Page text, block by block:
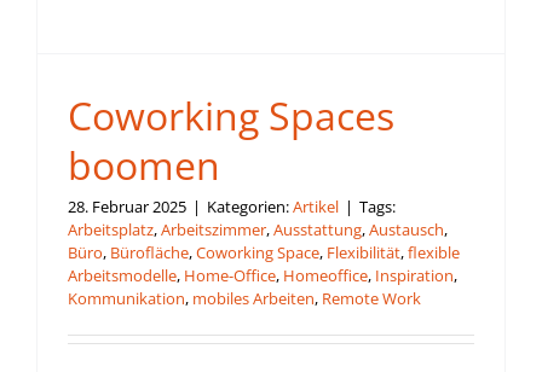
Coworking Spaces
boomen
28. Februar 2025 | Kategorien:Artikel | Tags:
Arbeitsplatz,Arbeitszimmer,Ausstattung,Austausch,
Büro, Bürofläche,Coworking Space, Flexibilität,flexible
Arbeitsmodelle, Home-Office, Homeoffice, Inspiration,
Kommunikation, mobiles Arbeiten, Remote Work